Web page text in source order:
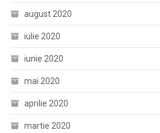
august 2020
iulie 2020
iunie 2020
mai 2020
aprilie 2020
martie 2020